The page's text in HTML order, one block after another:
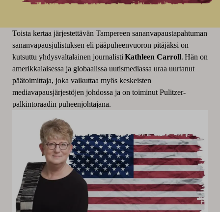
Toista kertaa järjestettävän Tampereen sananvapaustapahtuman
sananvapausjulistuksen eli pääpuheenvuoron pitäjäksi on
kutsuttu yhdysvaltalainen journalisti Kathleen Carroll. Hän on
amerikkalaisessa ja globaalissa uutismediassa uraa uurtanut
päätoimittaja, joka vaikuttaa myös keskeisten
mediavapausjärjestöjen johdossa ja on toiminut Pulitzer-
palkintoraadin puheenjohtajana.